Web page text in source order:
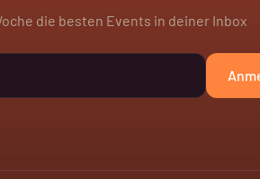
die besten Events in deiner Inbox